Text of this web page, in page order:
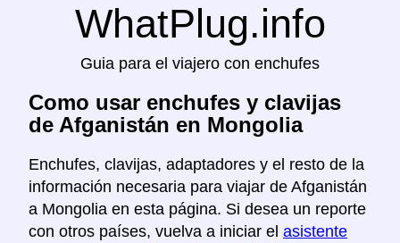
WhatPlug.info
Guia para el viajero con enchufes
Como usar enchufes y clavijas
de Afganistán en Mongolia
Enchufes, clavijas, adaptadores y el resto de la
información necesaria para viajar de Afganistán
a Mongolia en esta página. Si desea un reporte
con otros países, vuelva a iniciar el asistente